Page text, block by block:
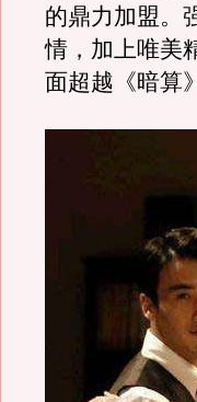
的鼎力加盟。
情，加上唯美
面超越《暗算